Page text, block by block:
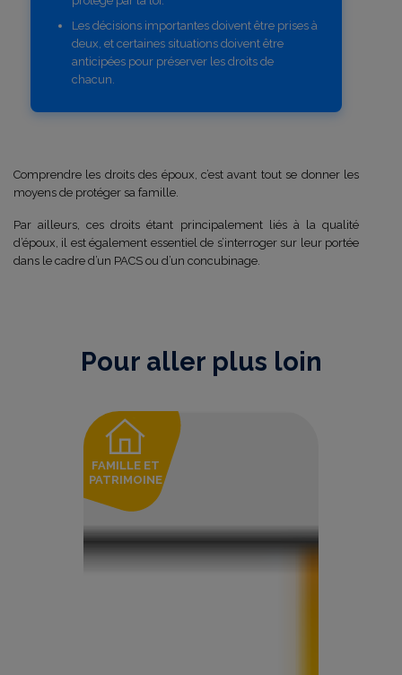
Les décisions importantes doivent être prises à
deux, et certaines situations doivent être
anticipées pour préserver les droits de
chacun.
Comprendre les droits des époux, c’est avant tout se donner les
moyens de protéger sa famille.
Par ailleurs, ces droits étant principalement liés à la qualité
d’époux, il est également essentiel de s’interroger sur leur portée
dans le cadre d’un PACS ou d’un concubinage.
Pour aller plus loin
FAMILLE ET
PATRIMOINE